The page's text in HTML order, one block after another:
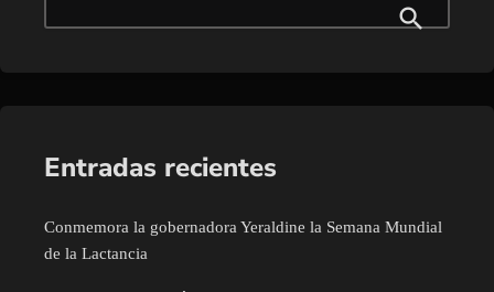
Entradas recientes
Conmemora la gobernadora Yeraldine la Semana Mundial
de la Lactancia